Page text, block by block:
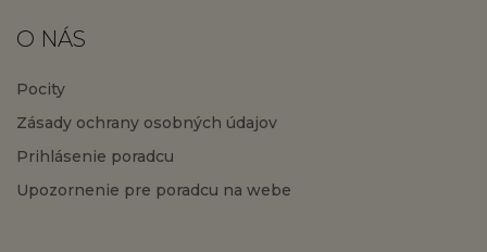
O NÁS
Pocity
Zásady ochrany osobných údajov
Prihlásenie poradcu
Upozornenie pre poradcu na webe